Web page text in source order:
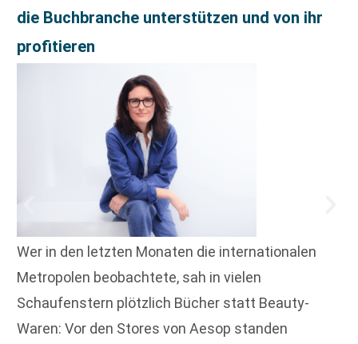
die Buchbranche unterstützen und von ihr
profitieren
Wer in den letzten Monaten die internationalen
Metropolen beobachtete, sah in vielen
Schaufenstern plötzlich Bücher statt Beauty-
Waren: Vor den Stores von Aesop standen